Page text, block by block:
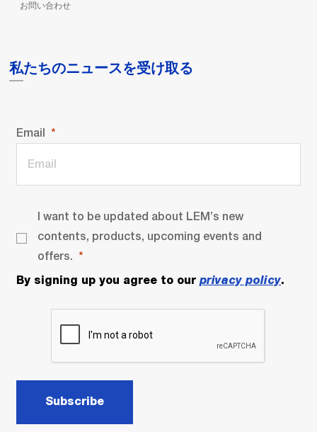
お問い合わせ
私たちのニュースを受け取る
Email
I want to be updated about LEM’s new
contents, products, upcoming events and
offers.
By signing up you agree to our privacy policy.
Subscribe